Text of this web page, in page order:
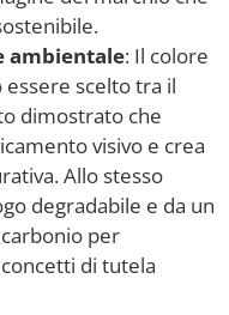
ambientale: Il colore
scelto tra il
dimostrato che
visivo e crea
Allo stesso
degradabile e da un
per
di tutela